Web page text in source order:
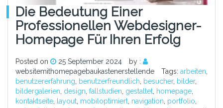
Die Bedeutung Einer
Professionellen Webdesigner-
Homepage Für Ihren Erfolg
Posted on 25 September 2024
by :
websitemithomepagebaukastenerstellende
Tags: arbeiten
benutzererfahrung
benutzerfreundlich besucher, bilder,
bildergalerien design fallstudien gestaltet homepage
kontaktseite
layout mobiloptimiert navigation portfolio